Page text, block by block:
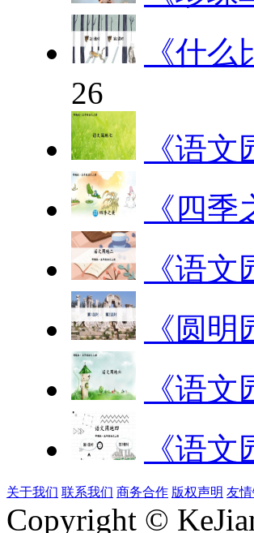
《什
26
《语
《四
《语
《圆
《语
《语
关于我们 联系我们 商务合作 版权声明 友
Copyright ©